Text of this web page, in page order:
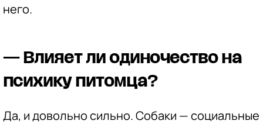
него.
— Влияет ли одиночество на
психику питомца?
Да, и довольно сильно. Собаки — социальные